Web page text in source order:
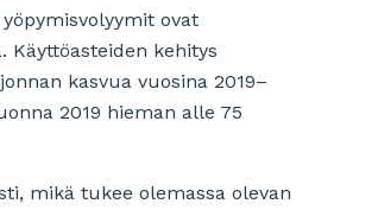
ovat
kehitys
kasvua vuosina 2019–
2019 hieman alle 75
mikä tukee olemassa olevan